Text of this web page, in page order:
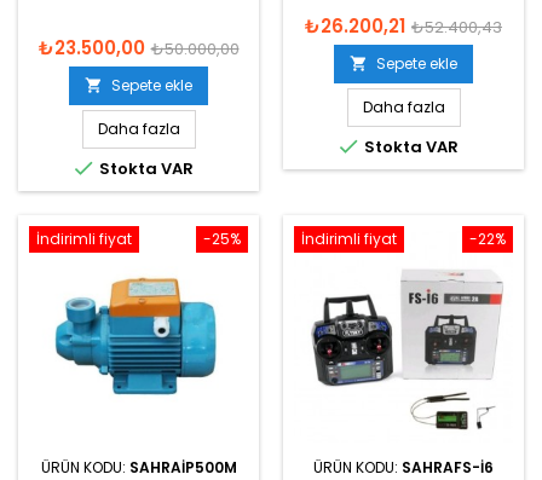
₺23.500,00 ₺50.000,00
 Sepete ekle
Daha fazla
 Stokta VAR
₺26.200,21 ₺52.400,43
 Sepete ekle
Daha fazla
 Stokta VAR
-25%
İndirimli fiyat
ÜRÜN KODU: SAHRAIP500M
-22%
İndirimli fiyat
ÜRÜN KODU: SAHRAFS-I6